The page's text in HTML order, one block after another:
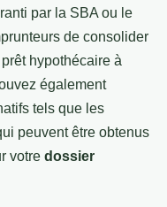
par la SBA ou le
de consolider
hypothécaire à
également
tels que les
peuvent être obtenus
votre dossier